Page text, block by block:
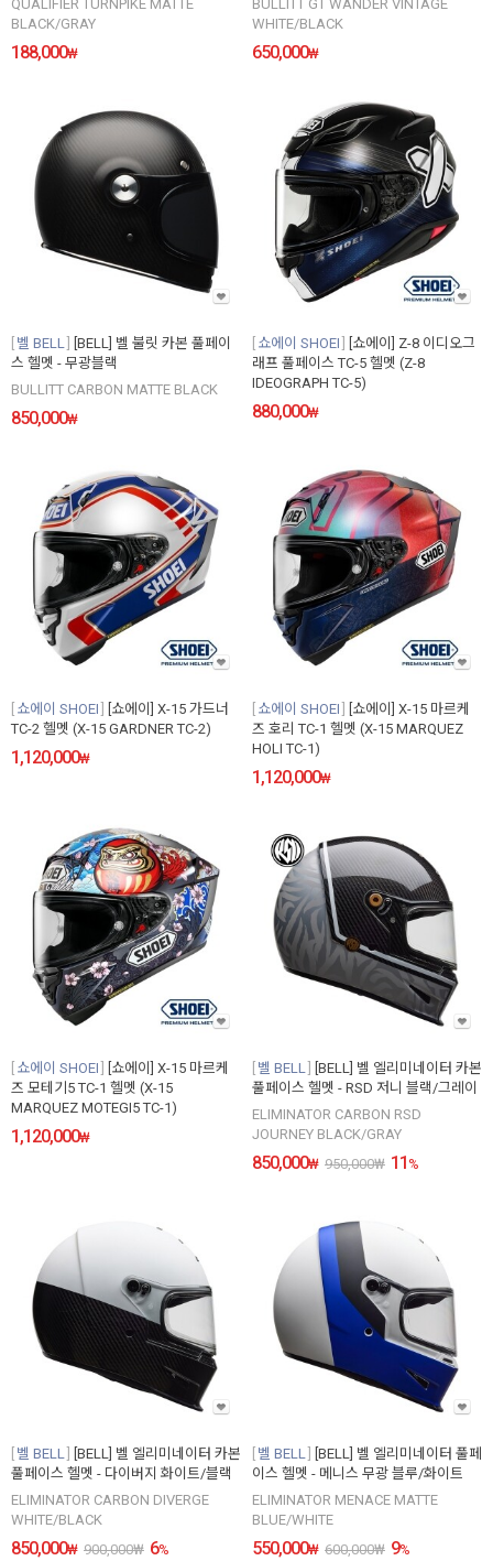
QUALIFIER TURNPIKE MATTE
BLACK/GRAY
188,000₩
BULLITT GT WANDER VINTAGE
WHITE/BLACK
650,000₩
벨 BELL
[BELL] 벨 불릿 카본 풀페이
스 헬멧 - 무광블랙
BULLITT CARBON MATTE BLACK
850,000₩
쇼에이 SHOEI
[쇼에이] Z-8 이디오그
래프 풀페이스 TC-5 헬멧 (Z-8
IDEOGRAPH TC-5)
880,000₩
쇼에이 SHOEI
[쇼에이] X-15 가드너
TC-2 헬멧 (X-15 GARDNER TC-2)
1,120,000₩
쇼에이 SHOEI
[쇼에이] X-15 마르케
즈 호리 TC-1 헬멧 (X-15 MARQUEZ
HOLI TC-1)
1,120,000₩
쇼에이 SHOEI
[쇼에이] X-15 마르케
즈 모테기5 TC-1 헬멧 (X-15
MARQUEZ MOTEGI5 TC-1)
1,120,000₩
벨 BELL
[BELL] 벨 엘리미네이터 카본
풀페이스 헬멧 - RSD 저니 블랙/그레이
ELIMINATOR CARBON RSD
JOURNEY BLACK/GRAY
850,000₩ 950,000₩ 11 %
벨 BELL
[BELL] 벨 엘리미네이터 카본
풀페이스 헬멧 - 다이버지 화이트/블랙
ELIMINATOR CARBON DIVERGE
WHITE/BLACK
850,000₩ 900,000₩ 6%
벨 BELL
[BELL] 벨 엘리미네이터 풀페
이스 헬멧 - 메니스 무광 블루/화이트
ELIMINATOR MENACE MATTE
BLUE/WHITE
550,000₩ 600,000₩ 9%